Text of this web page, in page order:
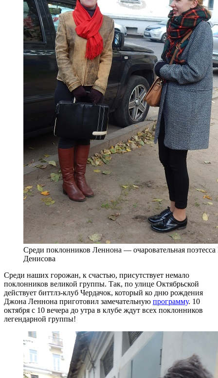
Среди поклонников Леннона — очаровательная
Денисова
Среди наших горожан, к счастью, присутствует немало
поклонников великой группы. Так, по улице Октябрьской
действует биттлз-клуб Чердачок, который ко дню рождения
Джона Леннона приготовил замечательную программу. 10
октября с 10 вечера до утра в клубе ждут всех поклонников
легендарной группы!